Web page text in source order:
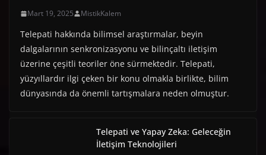
Mart 19, 2025 MistikKalem
Telepati hakkında bilimsel araştırmalar, beyin
dalgalarının senkronizasyonu ve bilinçaltı iletişim
üzerine çeşitli teoriler öne sürmektedir. Telepati,
yüzyıllardır ilgi çeken bir konu olmakla birlikte, bilim
dünyasında da önemli tartışmalara neden olmuştur.
Telepati ve Yapay Zeka: Geleceğin
İletişim Teknolojileri